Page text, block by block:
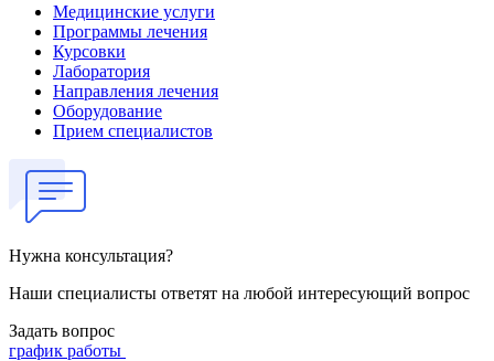
Медицинские услуги
Программы лечения
Курсовки
Лаборатория
Направления лечения
Оборудование
Прием специалистов
Нужна консультация?
Наши специалисты ответят на любой интересующий вопрос
Задать вопрос
график работы